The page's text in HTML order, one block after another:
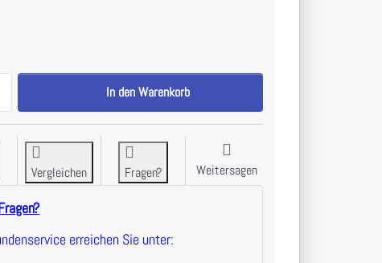
Watson Perfect Row - Plate Loaded zu 3.192,44 €, Menge 1.
In den Warenkorb
Vergleichen Fragen? Weitersagen
erreichen Sie unter: